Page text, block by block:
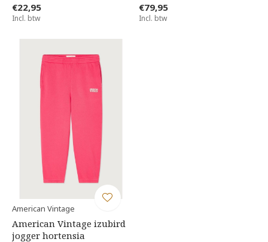
€22,95
Incl. btw
€79,95
Incl. btw
American Vintage
American Vintage izubird
jogger hortensia